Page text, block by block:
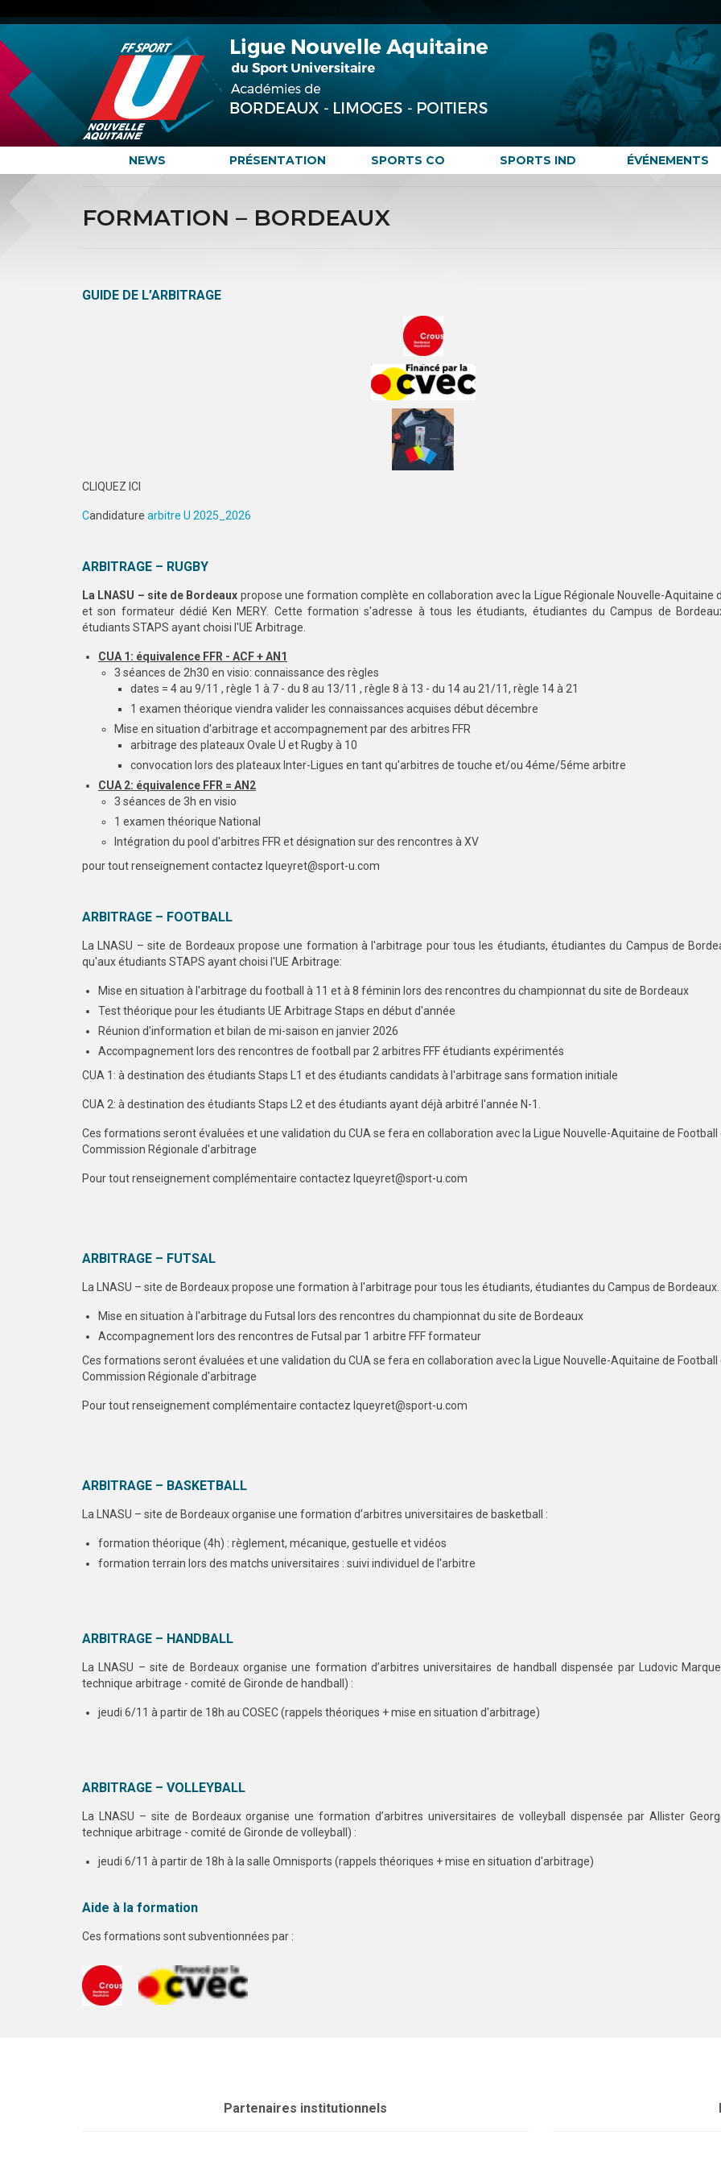
NEWS PRÉSENTATION SPORTS CO SPORTS IND ÉVÉNEMENTS
FORMATION – BORDEAUX
GUIDE DE L’ARBITRAGE
CLIQUEZ ICI
Candidature arbitre U 2025_2026
ARBITRAGE – RUGBY
La LNASU – site de Bordeaux propose une formation complète en collaboration avec la Ligue Régionale Nouvelle-Aquitaine
et son formateur dédié Ken MERY. Cette formation s'adresse à tous les étudiants, étudiantes du Campus de
étudiants STAPS ayant choisi l'UE Arbitrage.
CUA 1: équivalence FFR - ACF + AN1
3 séances de 2h30 en visio: connaissance des règles
dates = 4 au 9/11 , règle 1 à 7 - du 8 au 13/11 , règle 8 à 13 - du 14 au 21/11, règle 14 à 21
1 examen théorique viendra valider les connaissances acquises début décembre
Mise en situation d'arbitrage et accompagnement par des arbitres FFR
arbitrage des plateaux Ovale U et Rugby à 10
convocation lors des plateaux Inter-Ligues en tant qu'arbitres de touche et/ou 4éme/5éme arbitre
CUA 2: équivalence FFR = AN2
3 séances de 3h en visio
1 examen théorique National
Intégration du pool d'arbitres FFR et désignation sur des rencontres à XV
pour tout renseignement contactez lqueyret@sport-u.com
ARBITRAGE – FOOTBALL
La LNASU – site de Bordeaux propose une formation à l'arbitrage pour tous les étudiants, étudiantes du Campus de
qu'aux étudiants STAPS ayant choisi l'UE Arbitrage:
Mise en situation à l'arbitrage du football à 11 et à 8 féminin lors des rencontres du championnat du site de Bordeaux
Test théorique pour les étudiants UE Arbitrage Staps en début d'année
Réunion d'information et bilan de mi-saison en janvier 2026
Accompagnement lors des rencontres de football par 2 arbitres FFF étudiants expérimentés
CUA 1: à destination des étudiants Staps L1 et des étudiants candidats à l'arbitrage sans formation initiale
CUA 2: à destination des étudiants Staps L2 et des étudiants ayant déjà arbitré l'année N-1.
Ces formations seront évaluées et une validation du CUA se fera en collaboration avec la Ligue Nouvelle-Aquitaine de Football
Commission Régionale d'arbitrage
Pour tout renseignement complémentaire contactez lqueyret@sport-u.com
ARBITRAGE – FUTSAL
La LNASU – site de Bordeaux propose une formation à l'arbitrage pour tous les étudiants, étudiantes du Campus de Bordeaux.
Mise en situation à l'arbitrage du Futsal lors des rencontres du championnat du site de Bordeaux
Accompagnement lors des rencontres de Futsal par 1 arbitre FFF formateur
Ces formations seront évaluées et une validation du CUA se fera en collaboration avec la Ligue Nouvelle-Aquitaine de Football
Commission Régionale d'arbitrage
Pour tout renseignement complémentaire contactez lqueyret@sport-u.com
ARBITRAGE – BASKETBALL
La LNASU – site de Bordeaux organise une formation d’arbitres universitaires de basketball :
formation théorique (4h) : règlement, mécanique, gestuelle et vidéos
formation terrain lors des matchs universitaires : suivi individuel de l'arbitre
ARBITRAGE – HANDBALL
La LNASU – site de Bordeaux organise une formation d’arbitres universitaires de handball dispensée par Ludovic
technique arbitrage - comité de Gironde de handball) :
jeudi 6/11 à partir de 18h au COSEC (rappels théoriques + mise en situation d'arbitrage)
ARBITRAGE – VOLLEYBALL
La LNASU – site de Bordeaux organise une formation d’arbitres universitaires de volleyball dispensée par Allister
technique arbitrage - comité de Gironde de volleyball) :
jeudi 6/11 à partir de 18h à la salle Omnisports (rappels théoriques + mise en situation d'arbitrage)
Aide à la formation
Ces formations sont subventionnées par :
Partenaires institutionnels